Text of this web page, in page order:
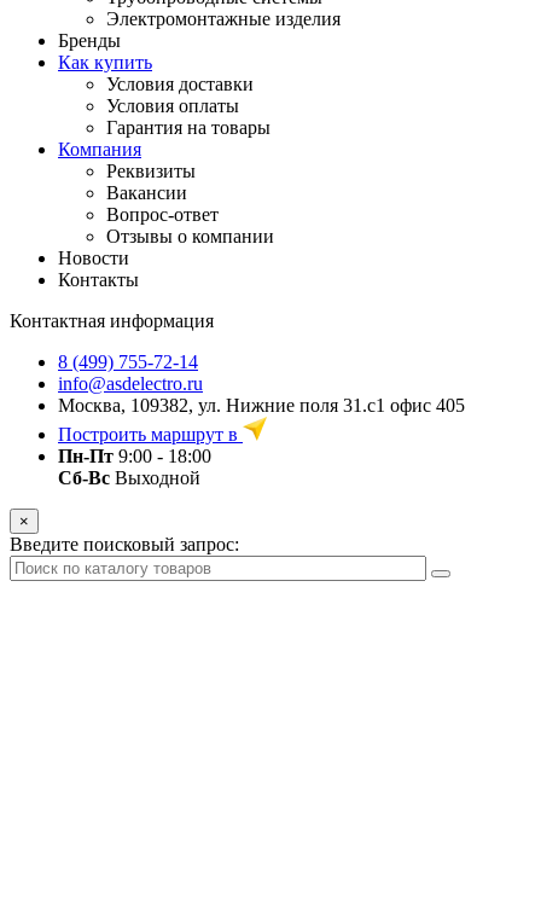
Электромонтажные изделия
Бренды
Как купить
Условия доставки
Условия оплаты
Гарантия на товары
Компания
Реквизиты
Вакансии
Вопрос-ответ
Отзывы о компании
Новости
Контакты
Контактная информация
8 (499) 755-72-14
info@asdelectro.ru
Москва, 109382, ул. Нижние поля 31.с1 офис 405
Построить маршрут в
Пн-Пт 9:00 - 18:00
Сб-Вс Выходной
×
Введите поисковый запрос: